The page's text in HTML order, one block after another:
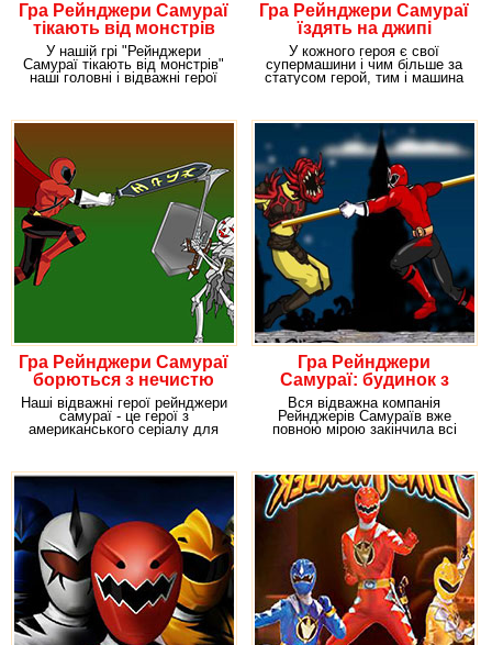
Гра Рейнджери Самураї
тікають від монстрів
У нашій грі "Рейнджери
Самураї тікають від монстрів"
наші головні і відважні герої
Гра Рейнджери Самураї
їздять на джипі
У кожного героя є свої
супермашини і чим більше за
статусом герой, тим і машина
Гра Рейнджери Самураї
борються з нечистю
Наші відважні герої рейнджери
самураї - це герої з
американського серіалу для
Гра Рейнджери
Самураї: будинок з
монстрами
Вся відважна компанія
Рейнджерів Самураїв вже
повною мірою закінчила всі